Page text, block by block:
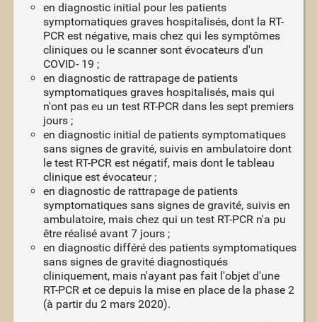
en diagnostic initial pour les patients
symptomatiques graves hospitalisés, dont la RT-
PCR est négative, mais chez qui les symptômes
cliniques ou le scanner sont évocateurs d'un
COVID- 19 ;
en diagnostic de rattrapage de patients
symptomatiques graves hospitalisés, mais qui
n'ont pas eu un test RT-PCR dans les sept premiers
jours ;
en diagnostic initial de patients symptomatiques
sans signes de gravité, suivis en ambulatoire dont
le test RT-PCR est négatif, mais dont le tableau
clinique est évocateur ;
en diagnostic de rattrapage de patients
symptomatiques sans signes de gravité, suivis en
ambulatoire, mais chez qui un test RT-PCR n'a pu
être réalisé avant 7 jours ;
en diagnostic différé des patients symptomatiques
sans signes de gravité diagnostiqués
cliniquement, mais n'ayant pas fait l'objet d'une
RT-PCR et ce depuis la mise en place de la phase 2
(à partir du 2 mars 2020).